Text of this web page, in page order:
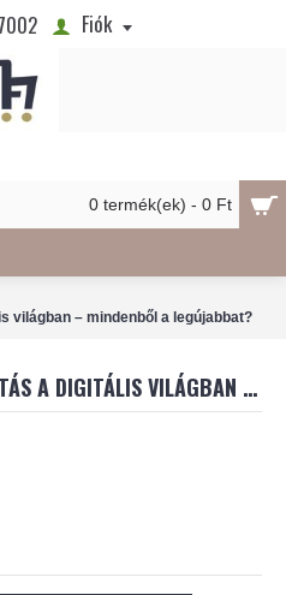
Fiók
0 termék(ek) - 0 Ft
világban – mindenből a legújabbat?
FENNTARTHATÓ FOGYASZTÁS A DIGITÁLIS VILÁGBAN – MINDENBŐL A LEGÚJABBAT?